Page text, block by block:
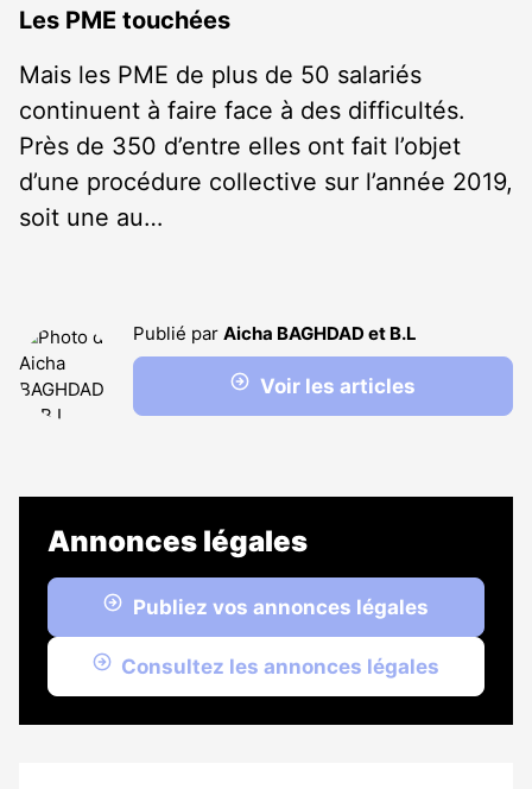
Les PME touchées
Mais les PME de plus de 50 salariés
continuent à faire face à des difficultés.
Près de 350 d’entre elles ont fait l’objet
d’une procédure collective sur l’année 2019,
soit une au…
Publié par Aicha BAGHDAD et B.L
Voir les articles
Annonces légales
Publiez vos annonces légales
Consultez les annonces légales